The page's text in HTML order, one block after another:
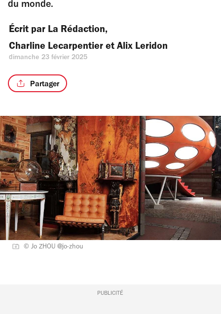
du monde.
Écrit par La Rédaction,
Charline Lecarpentier et Alix Leridon
dimanche 23 février 2025
Partager
© Jo ZHOU @jo-zhou
PUBLICITÉ